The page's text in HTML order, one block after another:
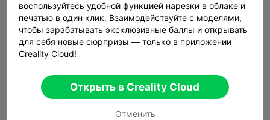
воспользуйтесь удобной функцией нарезки в облаке и
печатью в один клик. Взаимодействуйте с моделями,
чтобы зарабатывать эксклюзивные баллы и открывать
для себя новые сюрпризы — только в приложении
Creality Cloud!
Открыть в Creality Cloud
Отменить